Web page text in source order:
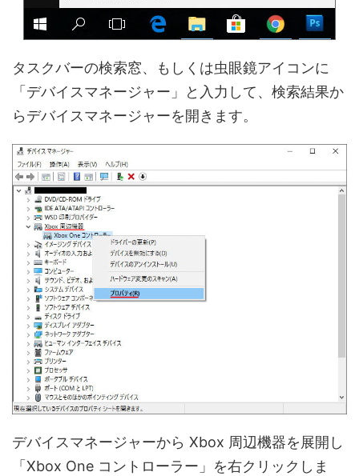
タスクバーの検索窓、もしくは虫眼鏡アイコンに
「デバイスマネージャー」と入力して、検索結果か
らデバイスマネージャーを開きます。
デバイスマネージャーから Xbox 周辺機器を展開し
「Xbox One コントローラー」を右クリックしま